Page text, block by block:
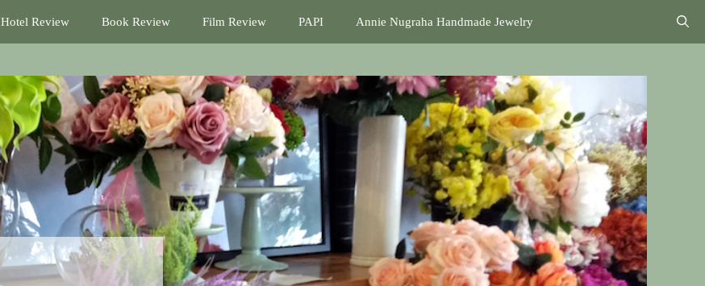
Hotel Review Book Review Film Review PAPI Annie Nugraha Handmade Jewelry